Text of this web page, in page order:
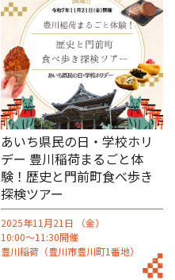
あいち県民の日・学校ホリ
デー 豊川稲荷まるごと体
験！歴史と門前町食べ歩き
探検ツアー
2025年11月21日 （金）
10:00～11:30開催
豊川稲荷（豊川市豊川町1番地）